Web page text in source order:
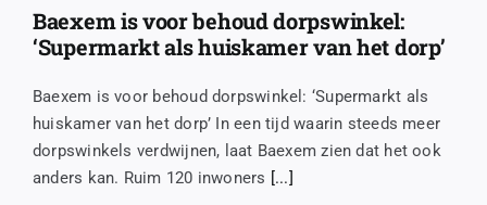
Frankrijk
Baexem
tijdens
Festival
Baexem is voor behoud dorpswinkel:
‘Supermarkt als huiskamer van het dorp’
Baexem is voor behoud dorpswinkel: ‘Supermarkt als
huiskamer van het dorp’ In een tijd waarin steeds meer
dorpswinkels verdwijnen, laat Baexem zien dat het ook
anders kan. Ruim 120 inwoners [...]